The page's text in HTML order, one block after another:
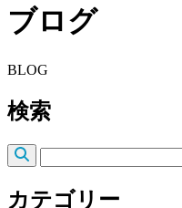
ブログ
BLOG
検索
カテゴリー